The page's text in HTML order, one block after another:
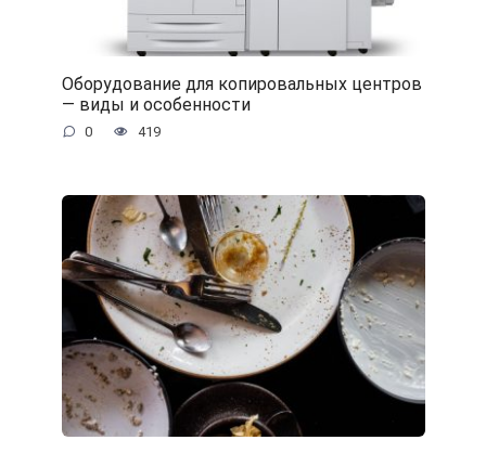
Оборудование для копировальных центров
— виды и особенности
0 419